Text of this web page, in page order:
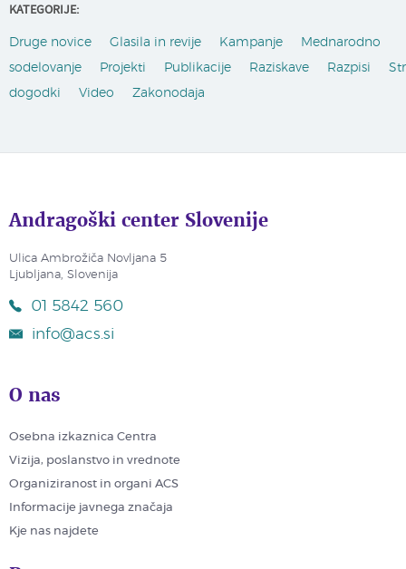
KATEGORIJE:
Druge novice Glasila in revije Kampanje
Mednarodno
sodelovanje
Projekti Publikacije Raziskave Razpisi
dogodki
Video Zakonodaja
Andragoški center Slovenije
Ulica Ambrožiča Novljana 5
Ljubljana, Slovenija
01 5842 560
info@acs.si
O nas
Osebna izkaznica Centra
Vizija, poslanstvo in vrednote
Organiziranost in organi ACS
Informacije javnega značaja
Kje nas najdete